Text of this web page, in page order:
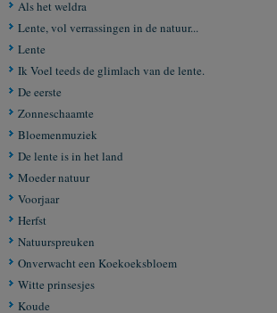
Als het weldra
Lente, vol verrassingen in de natuur...
Lente
Ik Voel teeds de glimlach van de lente.
De eerste
Zonneschaamte
Bloemenmuziek
De lente is in het land
Moeder natuur
Voorjaar
Herfst
Natuurspreuken
Onverwacht een Koekoeksbloem
Witte prinsesjes
Koude